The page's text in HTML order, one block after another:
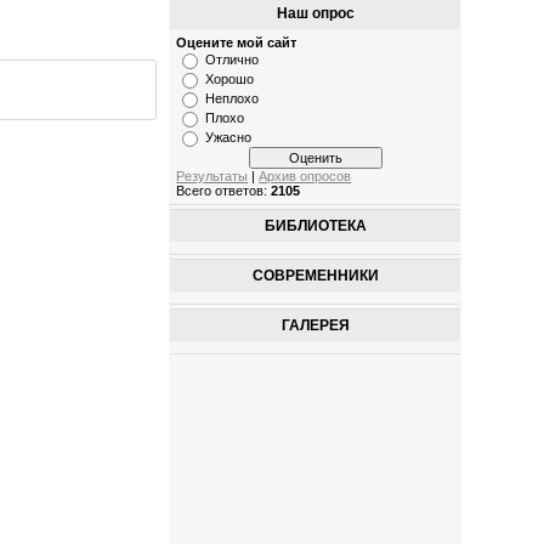
Наш опрос
Оцените мой сайт
Отлично
Хорошо
Неплохо
Плохо
Ужасно
Результаты |Архив опросов
Всего ответов:2105
БИБЛИОТЕКА
СОВРЕМЕННИКИ
ГАЛЕРЕЯ